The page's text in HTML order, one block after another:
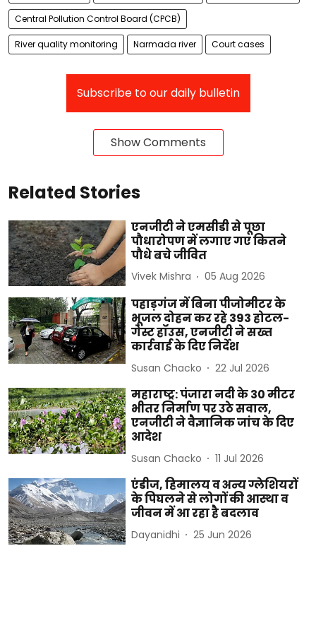
Central Pollution Control Board (CPCB)
River quality monitoring Narmada river Court cases
Subscribe to our daily bulletin
Show Comments
Related Stories
एनजीटी ने एमसीडी से पूछा
पौधारोपण में लगाए गए कितने
पौधे बचे जीवित
Vivek Mishra 05 Aug 2026
पहाड़गंज में बिना पीजोमीटर के
भूजल दोहन कर रहे 393 होटल-
गेस्ट हॉउस, एनजीटी ने सख्त
कार्रवाई के दिए निर्देश
Susan Chacko 22 Jul 2026
महाराष्ट्र: पंजारा नदी के 30 मीटर
भीतर निर्माण पर उठे सवाल,
एनजीटी ने वैज्ञानिक जांच के दिए
आदेश
Susan Chacko 11 Jul 2026
एंडीज, हिमालय व अन्य ग्लेशियरों
के पिघलने से लोगों की आस्था व
जीवन में आ रहा है बदलाव
Dayanidhi 25 Jun 2026